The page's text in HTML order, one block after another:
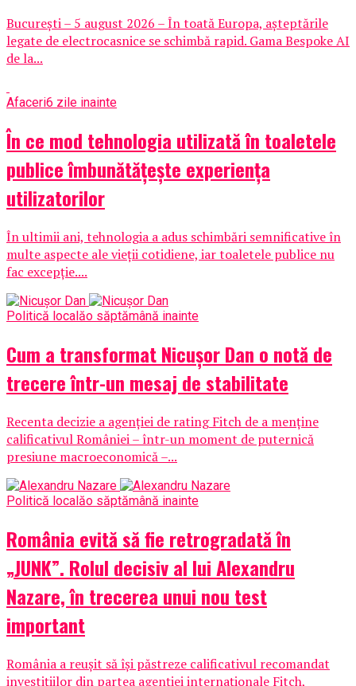
București – 5 august 2026 – În toată Europa, așteptările
legate de electrocasnice se schimbă rapid. Gama Bespoke AI
de la...
Afaceri6 zile inainte
În ce mod tehnologia utilizată în toaletele
publice îmbunătățește experiența
utilizatorilor
În ultimii ani, tehnologia a adus schimbări semnificative în
multe aspecte ale vieții cotidiene, iar toaletele publice nu
fac excepție....
Politică localăo săptămână inainte
Cum a transformat Nicușor Dan o notă de
trecere într-un mesaj de stabilitate
Recenta decizie a agenției de rating Fitch de a menține
calificativul României – într-un moment de puternică
presiune macroeconomică –...
Politică localăo săptămână inainte
România evită să fie retrogradată în
„JUNK”. Rolul decisiv al lui Alexandru
Nazare, în trecerea unui nou test
important
România a reușit să își păstreze calificativul recomandat
investițiilor din partea agenției internaționale Fitch,